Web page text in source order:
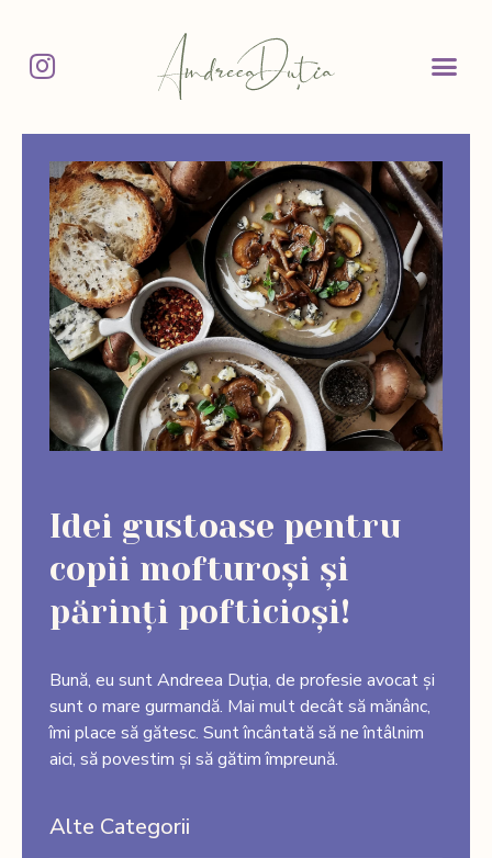
Idei gustoase pentru
copii mofturoși și
părinți pofticioși!
Bună, eu sunt Andreea Duția, de profesie avocat și
sunt o mare gurmandă. Mai mult decât să mănânc,
îmi place să gătesc. Sunt încântată să ne întâlnim
aici, să povestim și să gătim împreună.
Alte Categorii